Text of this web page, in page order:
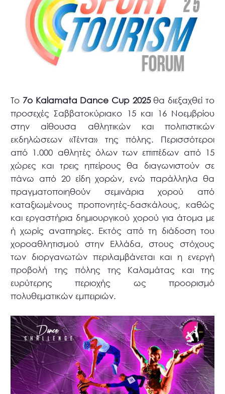
Το 7ο Kalamata Dance Cup 2025θα διεξαχθεί το
προσεχές Σαββατοκύριακο 15 και 16 Νοεμβρίου
στην αίθουσα αθλητικών και πολιτιστικών
εκδηλώσεων «Τέντα» της πόλης. Περισσότεροι
από 1.000 αθλητές όλων των επιπέδων από 15
χώρες και τρεις ηπείρους θα διαγωνιστούν σε
πάνω από 20 είδη χορών, ενώ παράλληλα θα
πραγματοποιηθούν σεμινάρια χορού από
καταξιωμένους προπονητές-δασκάλους, καθώς
και εργαστήρια δημιουργικού χορού για άτομα με
ή χωρίς αναπηρίες. Εκτός από τη διάδοση του
χοροαθλητισμού στην Ελλάδα, στους στόχους
των διοργανωτών περιλαμβάνεται και η ενεργή
προβολή της πόλης της Καλαμάτας και της
ευρύτερης περιοχής ως προορισμό
πολυθεματικών εμπειριών.